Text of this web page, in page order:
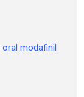
oral modafinil